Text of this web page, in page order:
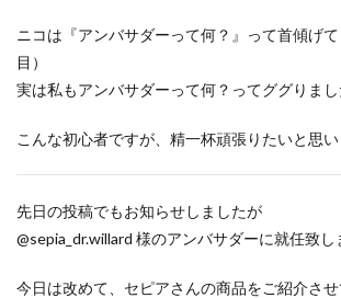
ニコは『アンバサダーって何？』って首傾げ
目）
実は私もアンバサダーって何？ってググりま
こんな初心者ですが、精一杯頑張りたいと思
先日の投稿でもお知らせしましたが
@sepia_dr.willard 様のアンバサダーに就任致
今日は改めて、セピアさんの商品をご紹介させ